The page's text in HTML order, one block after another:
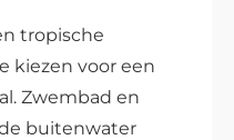
tropische
kiezen voor een
Zwembad en
buitenwater